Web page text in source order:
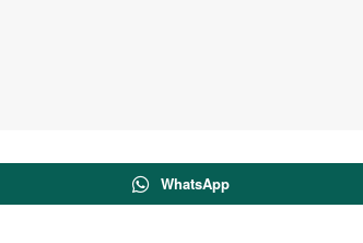
WhatsApp